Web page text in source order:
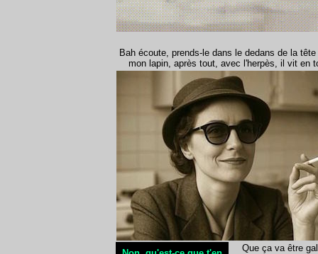
Bah écoute, prends-le dans le dedans de la tête
mon lapin, après tout, avec l'herpès, il vit en
Que ça va être